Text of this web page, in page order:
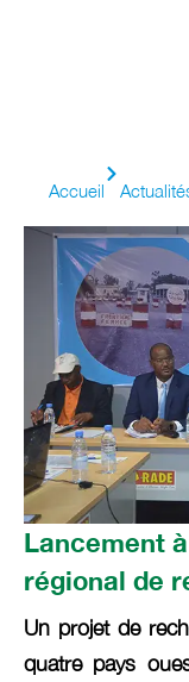
Accueil
Lancement
régional de
Un projet de
quatre pays